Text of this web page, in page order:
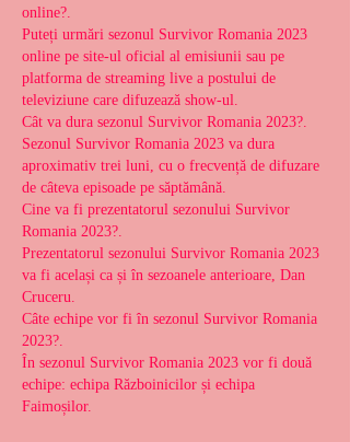
online?.
Puteți urmări sezonul Survivor Romania 2023
online pe site-ul oficial al emisiunii sau pe
platforma de streaming live a postului de
televiziune care difuzează show-ul.
Cât va dura sezonul Survivor Romania 2023?.
Sezonul Survivor Romania 2023 va dura
aproximativ trei luni, cu o frecvență de difuzare
de câteva episoade pe săptămână.
Cine va fi prezentatorul sezonului Survivor
Romania 2023?.
Prezentatorul sezonului Survivor Romania 2023
va fi același ca și în sezoanele anterioare, Dan
Cruceru.
Câte echipe vor fi în sezonul Survivor Romania
2023?.
În sezonul Survivor Romania 2023 vor fi două
echipe: echipa Războinicilor și echipa
Faimoșilor.